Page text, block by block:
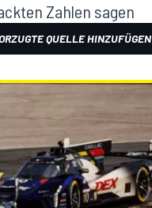
Zahlen sagen
QUELLE HINZUFÜGEN